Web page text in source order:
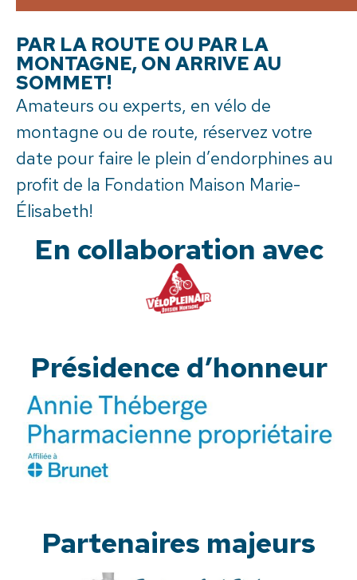
PAR LA ROUTE OU PAR LA
MONTAGNE, ON ARRIVE AU
SOMMET!
Amateurs ou experts, en vélo de
montagne ou de route, réservez votre
date pour faire le plein d’endorphines au
profit de la Fondation Maison Marie-
Élisabeth!
En collaboration avec
Présidence d’honneur
Partenaires majeurs